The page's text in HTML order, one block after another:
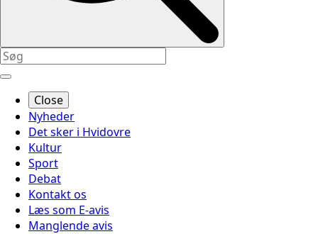
Close
Nyheder
Det sker i Hvidovre
Kultur
Sport
Debat
Kontakt os
Læs som E-avis
Manglende avis